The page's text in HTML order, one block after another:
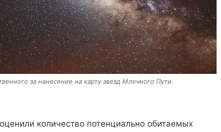
за нанесение на карту звезд Млечного Пути.
количество потенциально обитаемых